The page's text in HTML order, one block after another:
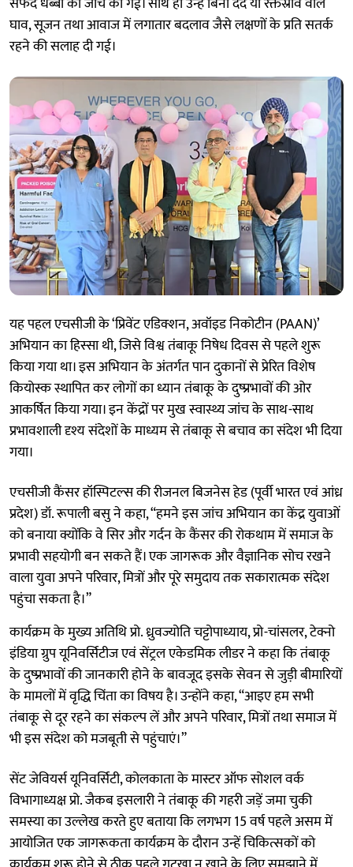
घाव, सूजन तथा आवाज में लगातार बदलाव जैसे लक्षणों के प्रति सतर्क
रहने की सलाह दी गई।
यह पहल एचसीजी के ‘प्रिवेंट एडिक्शन, अवॉइड निकोटीन (PAAN)’
अभियान का हिस्सा थी, जिसे विश्व तंबाकू निषेध दिवस से पहले शुरू
किया गया था। इस अभियान के अंतर्गत पान दुकानों से प्रेरित विशेष
कियोस्क स्थापित कर लोगों का ध्यान तंबाकू के दुष्प्रभावों की ओर
आकर्षित किया गया। इन केंद्रों पर मुख स्वास्थ्य जांच के साथ-साथ
प्रभावशाली दृश्य संदेशों के माध्यम से तंबाकू से बचाव का संदेश भी दिया
गया।
एचसीजी कैंसर हॉस्पिटल्स की रीजनल बिजनेस हेड (पूर्वी भारत एवं आंध्र
प्रदेश) डॉ. रूपाली बसु ने कहा, “हमने इस जांच अभियान का केंद्र युवाओं
को बनाया क्योंकि वे सिर और गर्दन के कैंसर की रोकथाम में समाज के
प्रभावी सहयोगी बन सकते हैं। एक जागरूक और वैज्ञानिक सोच रखने
वाला युवा अपने परिवार, मित्रों और पूरे समुदाय तक सकारात्मक संदेश
पहुंचा सकता है।”
कार्यक्रम के मुख्य अतिथि प्रो. ध्रुवज्योति चट्टोपाध्याय, प्रो-चांसलर, टेक्नो
इंडिया ग्रुप यूनिवर्सिटीज एवं सेंट्रल एकेडमिक लीडर ने कहा कि तंबाकू
के दुष्प्रभावों की जानकारी होने के बावजूद इसके सेवन से जुड़ी बीमारियों
के मामलों में वृद्धि चिंता का विषय है। उन्होंने कहा, “आइए हम सभी
तंबाकू से दूर रहने का संकल्प लें और अपने परिवार, मित्रों तथा समाज में
भी इस संदेश को मजबूती से पहुंचाएं।”
सेंट जेवियर्स यूनिवर्सिटी, कोलकाता के मास्टर ऑफ सोशल वर्क
विभागाध्यक्ष प्रो. जैकब इसलारी ने तंबाकू की गहरी जड़ें जमा चुकी
समस्या का उल्लेख करते हुए बताया कि लगभग 15 वर्ष पहले असम में
आयोजित एक जागरूकता कार्यक्रम के दौरान उन्हें चिकित्सकों को